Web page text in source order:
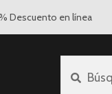
Descuento en línea